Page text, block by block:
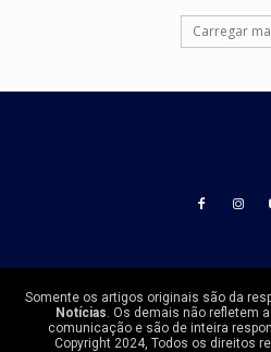
Carregar
Somente os artigos originais são da
Notícias. Os demais não refletem
comunicação e são de inteira
Copyright 2024, Todos os direitos